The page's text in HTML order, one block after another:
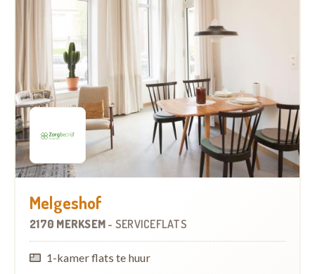
Melgeshof
2170 MERKSEM - SERVICEFLATS
1-kamer flats te huur